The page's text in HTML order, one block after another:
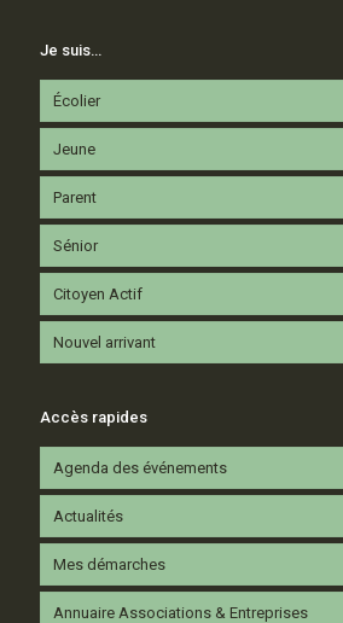
Je suis…
Écolier
Jeune
Parent
Sénior
Citoyen Actif
Nouvel arrivant
Accès rapides
Agenda des événements
Actualités
Mes démarches
Annuaire Associations & Entreprises